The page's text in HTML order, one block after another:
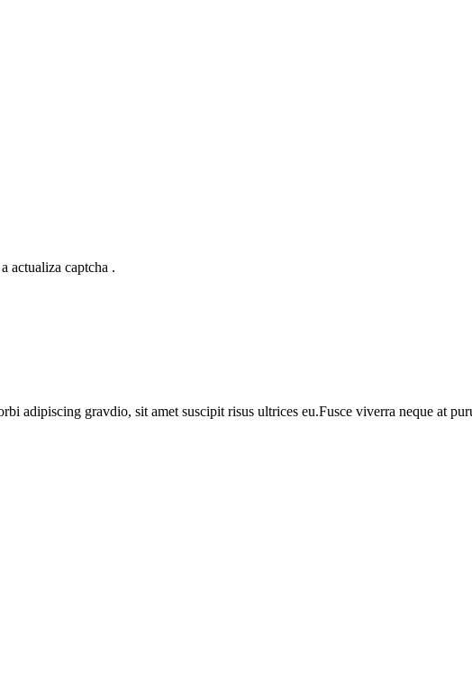
actualiza captcha .
adipiscing gravdio, sit amet suscipit risus ultrices eu.Fusce viverra neque at